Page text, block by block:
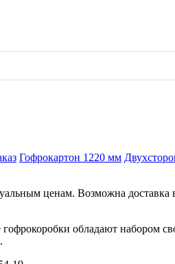
Гофрокартон 1220 мм
ценам. Возможна
обладают набором